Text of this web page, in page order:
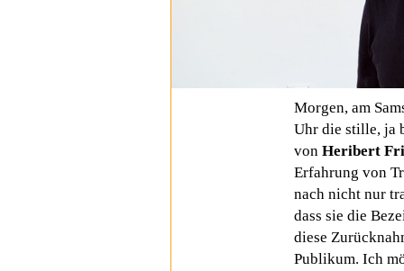
Morgen, am
Uhr die stille, ja
von Heribert
Erfahrung von
nach nicht nur
dass sie die
diese
Publikum. Ich